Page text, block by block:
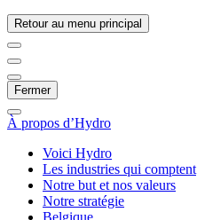
Retour au menu principal
Fermer
À propos d’Hydro
Voici Hydro
Les industries qui comptent
Notre but et nos valeurs
Notre stratégie
Belgique